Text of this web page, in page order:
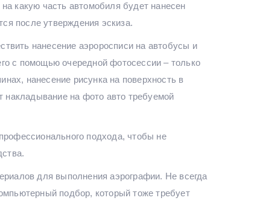
какую часть автомобиля будет нанесен
после утверждения эскиза.
нанесение аэроросписи на автобусы и
с помощью очередной фотосессии – только
нанесение рисунка на поверхность в
накладывание на фото авто требуемой
подхода, чтобы не
для выполнения аэрографии. Не всегда
подбор, который тоже требует